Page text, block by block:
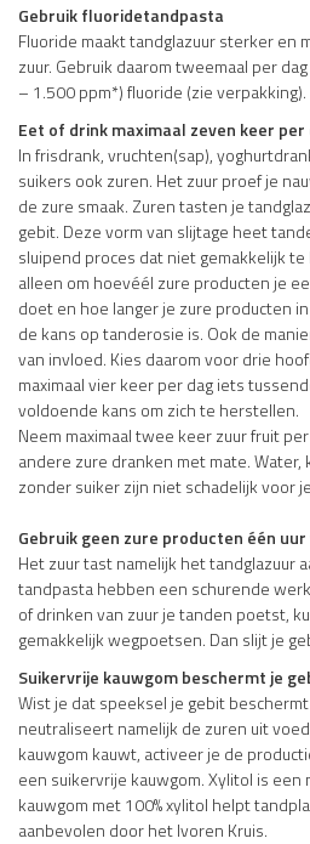
Gebruik fluoridetandpasta
Fluoride maakt tandglazuur sterker en
zuur. Gebruik daarom tweemaal per
– 1.500 ppm*) fluoride (zie verpakking).
Eet of drink maximaal zeven keer per
In frisdrank, vruchten(sap),
suikers ook zuren. Het zuur proef je
de zure smaak. Zuren tasten je
gebit. Deze vorm van slijtage heet
sluipend proces dat niet gemakkelijk
alleen om hoevéél zure producten je
doet en hoe langer je zure producten
de kans op tanderosie is. Ook de
van invloed. Kies daarom voor drie
maximaal vier keer per dag iets
voldoende kans om zich te herstellen.
Neem maximaal twee keer zuur fruit
andere zure dranken met mate.
zonder suiker zijn niet schadelijk voor
Gebruik geen zure producten één
Het zuur tast namelijk het tandglazuur
tandpasta hebben een schurende
of drinken van zuur je tanden poetst,
gemakkelijk wegpoetsen. Dan slijt je
Suikervrije kauwgom beschermt je
Wist je dat speeksel je gebit
neutraliseert namelijk de zuren uit
kauwgom kauwt, activeer je de
een suikervrije kauwgom. Xylitol is
kauwgom met 100% xylitol helpt
aanbevolen door het Ivoren Kruis.